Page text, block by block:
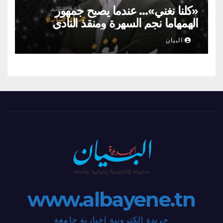
«كلنا نغني»… عندما يصبح جمهور
الهمهاما نجم السهرة ومنقذ النادي
البيان
www.albayene.tn
جريدة إلكترونية إخبارية جامعة